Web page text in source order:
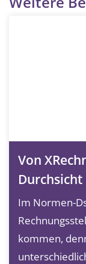
Von
Im Normen-
kommen,